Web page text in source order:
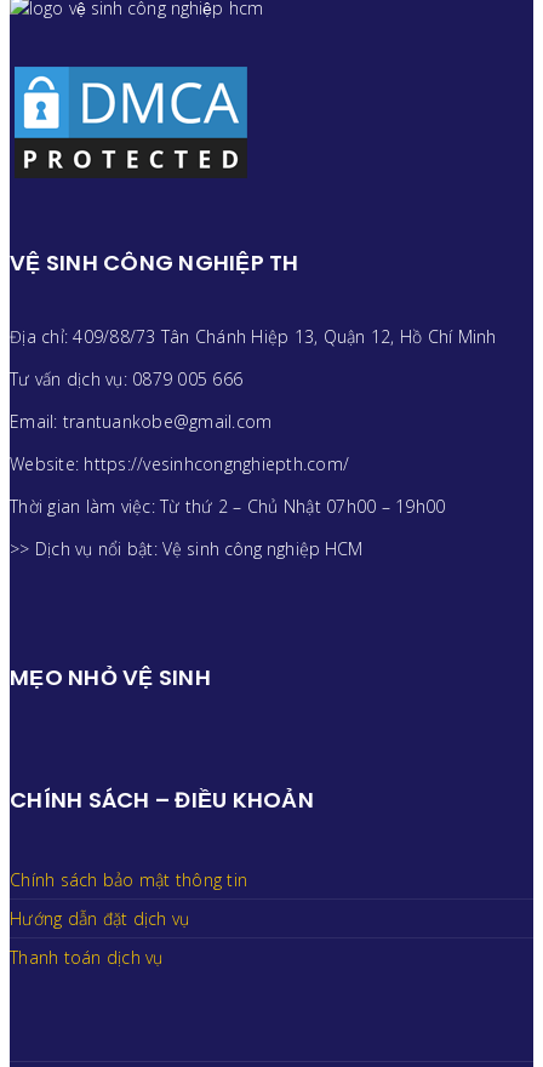
VỆ SINH CÔNG NGHIỆP TH
Địa chỉ: 409/88/73 Tân Chánh Hiệp 13, Quận 12, Hồ Chí Minh
Tư vấn dịch vụ: 0879 005 666
Email: trantuankobe@gmail.com
Website: https://vesinhcongnghiepth.com/
Thời gian làm việc: Từ thứ 2 – Chủ Nhật 07h00 – 19h00
>> Dịch vụ nổi bật: Vệ sinh công nghiệp HCM
MẸO NHỎ VỆ SINH
CHÍNH SÁCH – ĐIỀU KHOẢN
Chính sách bảo mật thông tin
Hướng dẫn đặt dịch vụ
Thanh toán dịch vụ